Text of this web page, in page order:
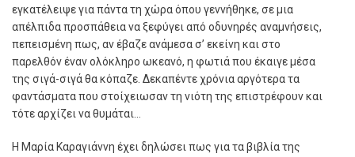
εγκατέλειψε για πάντα τη χώρα όπου γεννήθηκε, σε μια
απέλπιδα προσπάθεια να ξεφύγει από οδυνηρές αναμνήσεις,
πεπεισμένη πως, αν έβαζε ανάμεσα σ’ εκείνη και στο
παρελθόν έναν ολόκληρο ωκεανό, η φωτιά που έκαιγε μέσα
της σιγά-σιγά θα κόπαζε. Δεκαπέντε χρόνια αργότερα τα
φαντάσματα που στοίχειωσαν τη νιότη της επιστρέφουν και
τότε αρχίζει να θυμάται…
Η Μαρία Καραγιάννη έχει δηλώσει πως για τα βιβλία της